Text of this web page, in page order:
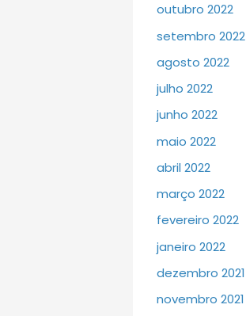
outubro 2022
setembro 2022
agosto 2022
julho 2022
junho 2022
maio 2022
abril 2022
março 2022
fevereiro 2022
janeiro 2022
dezembro 2021
novembro 2021